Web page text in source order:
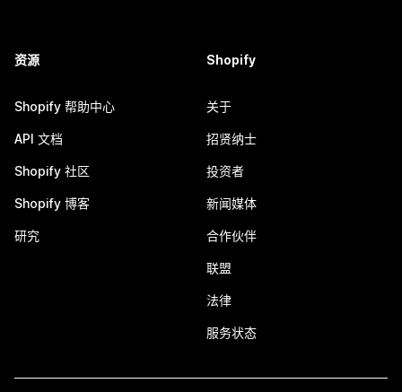
资源
Shopify 帮助中心
API 文档
Shopify 社区
Shopify 博客
研究
Shopify
关于
招贤纳士
投资者
新闻媒体
合作伙伴
联盟
法律
服务状态